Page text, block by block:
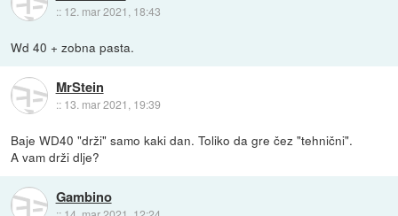
:: 12. mar 2021, 18:43
Wd 40 + zobna pasta.
MrStein
:: 13. mar 2021, 19:39
Baje WD40 "drži" samo kaki dan. Toliko da gre čez "tehnični".
A vam drži dlje?
Gambino